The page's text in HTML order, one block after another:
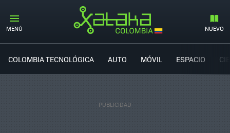
MENÚ NUEVO
COLOMBIA TECNOLÓGICA AUTO MÓVIL ESPACIO